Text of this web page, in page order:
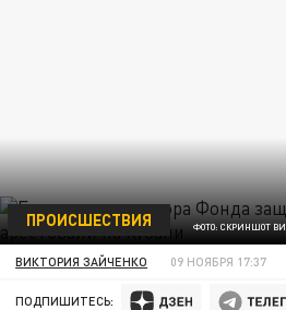
ФОТО: СКРИНШОТ
ПРОИСШЕСТВИЯ
ВИКТОРИЯ ЗАЙЧЕНКО 09 НОЯБРЯ 17:37
ПОДПИШИТЕСЬ: